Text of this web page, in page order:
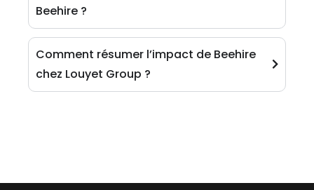
Beehire ?
Comment résumer l’impact de Beehire
chez Louyet Group ?